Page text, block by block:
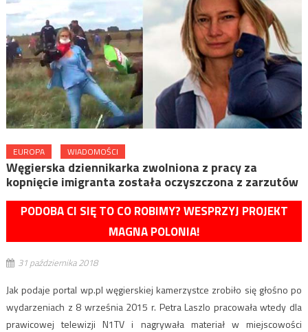
EUROPA WIADOMOŚCI
Węgierska dziennikarka zwolniona z pracy za
kopnięcie imigranta została oczyszczona z zarzutów
PODOBA CI SIĘ TO CO ROBIMY? WESPRZYJ PROJEKT
MAGNA POLONIA!
31 października 2018
Jak podaje portal wp.pl węgierskiej kamerzystce zrobiło się głośno po
wydarzeniach z 8 września 2015 r. Petra Laszlo pracowała wtedy dla
prawicowej telewizji N1TV i nagrywała materiał w miejscowości